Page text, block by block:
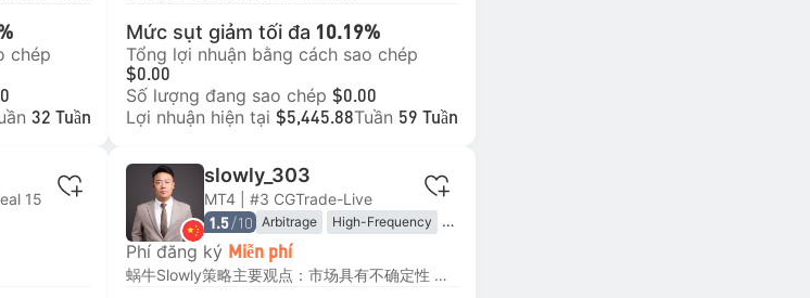
chép
32 Tuần
Mức sụt giảm tối đa 10.19%
Tổng lợi nhuận bằng cách sao chép
$0.00
Số lượng đang sao chép $0.00
Lợi nhuận hiện tại $5,445.88Tuần 59 Tuần
15
slowly_303
MT4 | #3 CGTrade-Live
1.5 /10 Arbitrage
High-Frequency
Trend Following
Price Action Trading
Phí đăng ký Miễn phí
蜗牛Slowly策略主要观点：市场具有不确定性 其交易逻辑：不用人工去预测交易环境的情况下，选择多空双向同时开仓，按照EURUSD属性，日均波幅800小点，我们设置第一阶段为5层仓，而后阶段进入系统风控。适用于追求稳定的大仓位，追求以年为单位的更长生命周期。目前加入黄金策略后，回撤止损按30%——60%统一止损。